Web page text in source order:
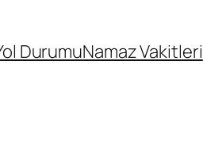
DurumuNamaz Vakitleri